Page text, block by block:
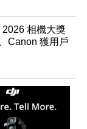
相機大獎
Canon 獲用戶